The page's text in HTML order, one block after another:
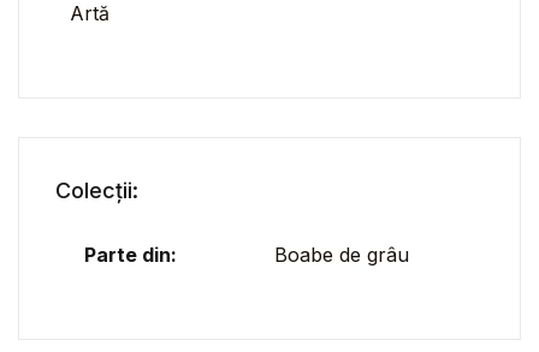
Artă
Colecții:
Parte din: Boabe de grâu